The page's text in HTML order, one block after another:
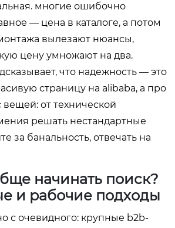
многие ошибочно
— цена в каталоге, а потом
вылезают нюансы,
цену умножают на два.
что надежность — это
страницу на alibaba, а про
от технической
решать нестандартные
за банальность, отвечать на
начинать поиск?
и рабочие подходы
с очевидного: крупные b2b-